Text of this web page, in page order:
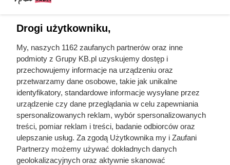
czyszczenie komina
czyszczenie
kominek
sadza
Drogi użytkowniku,
My, naszych 1162 zaufanych partnerów oraz inne
podmioty z Grupy KB.pl uzyskujemy dostęp i
przechowujemy informacje na urządzeniu oraz
przetwarzamy dane osobowe, takie jak unikalne
identyfikatory, standardowe informacje wysyłane przez
urządzenie czy dane przeglądania w celu zapewniania
spersonalizowanych reklam, wybór spersonalizowanych
treści, pomiar reklam i treści, badanie odbiorców oraz
ulepszanie usług. Za zgodą Użytkownika my i Zaufani
Partnerzy możemy używać dokładnych danych
geolokalizacyjnych oraz aktywnie skanować